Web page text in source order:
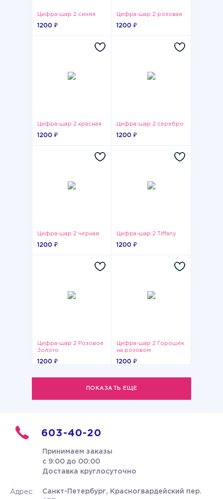
Цифра-шар 2 синяя
1200 ₽
Цифра-шар 2 розовая
1200 ₽
Цифра-шар 2 красная
1200 ₽
Цифра-шар 2 серебро
1200 ₽
Цифра-шар 2 черная
1200 ₽
Цифра-шар 2 Tiffany
1200 ₽
Цифра-шар 2 Розовое
Золото
1200 ₽
Цифра-шар 2 Горошек
на розовом
1200 ₽
ПОКАЗАТЬ ЕЩЕ
603-40-20
Принимаем заказы
с 9:00 до 00:00
Доставка круглосуточно
Адрес:
Санкт-Петербург, Красногвардейский пер.